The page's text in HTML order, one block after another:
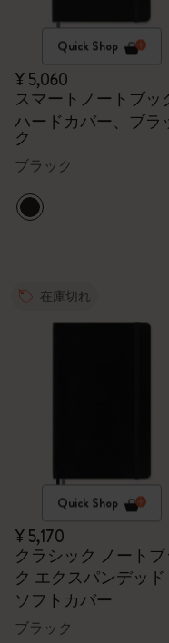
Quick Shop
¥ 5,060
スマートノートブッ
ハードカバー、ブラ
ク
ブラック
在庫切れ
Quick Shop
¥ 5,170
クラシック ノートブ
ク エクスパンデッド
ソフトカバー
ブラック